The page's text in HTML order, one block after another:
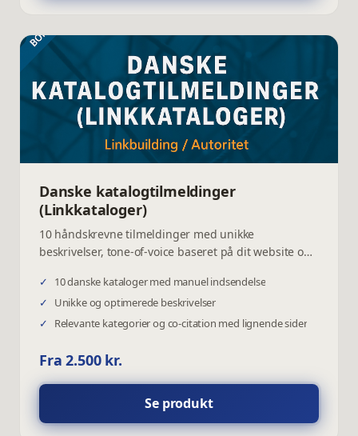
Danske katalogtilmeldinger
(Linkkataloger)
10 håndskrevne tilmeldinger med unikke
beskrivelser, tone-of-voice baseret på dit website og
✓
10 danske kataloger med manuel indsendelse
✓
Unikke og optimerede beskrivelser
✓
Relevante kategorier og co-citation med lignende sider
Fra 2.500 kr.
Se produkt